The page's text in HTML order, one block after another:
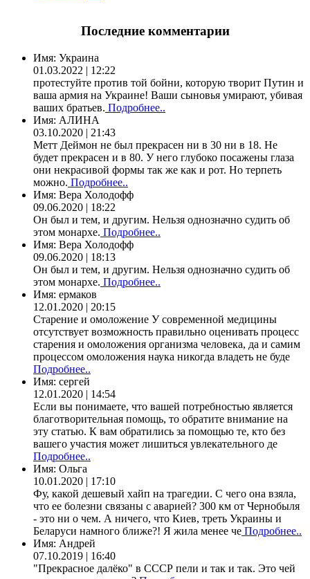
Последние комментарии
Имя: Украина
01.03.2022 | 12:22
протестуйте против той бойни, которую творит Путин и
ваша армия на Украине! Ваши сыновья умирают, убивая
ваших братьев. Подробнее..
Имя: АЛИНА
03.10.2020 | 21:43
Метт Деймон не был прекрасен ни в 30 ни в 18. Не
будет прекрасен и в 80. У него глубоко посажены глаза
они некрасивой формы так же как и рот. Но терпеть
можно. Подробнее..
Имя: Вера Холодофф
09.06.2020 | 18:22
Он был и тем, и другим. Нельзя однозначно судить об
этом монархе. Подробнее..
Имя: Вера Холодофф
09.06.2020 | 18:13
Он был и тем, и другим. Нельзя однозначно судить об
этом монархе. Подробнее..
Имя: ермаков
12.01.2020 | 20:15
Старение и омоложение У современной медицины
отсутствует возможность правильно оценивать процесс
старения и омоложения организма человека, да и самим
процессом омоложения наука никогда владеть не буде
Подробнее..
Имя: сергей
12.01.2020 | 14:54
Если вы понимаете, что вашей потребностью является
благотворительная помощь, то обратите внимание на
эту статью. К вам обратились за помощью те, кто без
вашего участия может лишиться увлекательного де
Подробнее..
Имя: Ольга
10.01.2020 | 17:10
Фу, какой дешевый хайп на трагедии. С чего она взяла,
что ее болезни связаны с аварией? 300 км от Чернобыля
- это ни о чем. А ничего, что Киев, треть Украины и
Беларуси намного ближе?! Я жила менее че Подробнее..
Имя: Андрей
07.10.2019 | 16:40
"Прекрасное далёко" в СССР пели и так и так. Это чей